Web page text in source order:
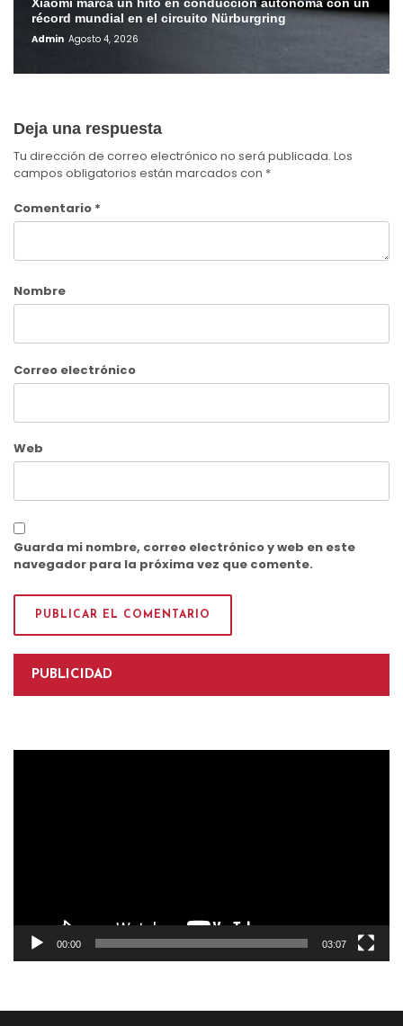
récord mundial en el circuito Nürburgring
Admin Agosto 4, 2026
Deja una respuesta
Tu dirección de correo electrónico no será publicada. Los
campos obligatorios están marcados con *
Comentario *
Nombre
Correo electrónico
Web
Guarda mi nombre, correo electrónico y web en este
navegador para la próxima vez que comente.
PUBLICIDAD
00:00 03:07